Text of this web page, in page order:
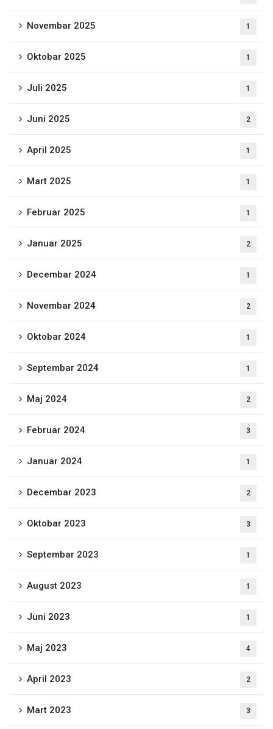
Novembar 2025 1
Oktobar 2025 1
Juli 2025 1
Juni 2025 2
April 2025 1
Mart 2025 1
Februar 2025 1
Januar 2025 2
Decembar 2024 1
Novembar 2024 2
Oktobar 2024 1
Septembar 2024 1
Maj 2024 2
Februar 2024 3
Januar 2024 1
Decembar 2023 2
Oktobar 2023 3
Septembar 2023 1
August 2023 1
Juni 2023 1
Maj 2023 4
April 2023 2
Mart 2023 3